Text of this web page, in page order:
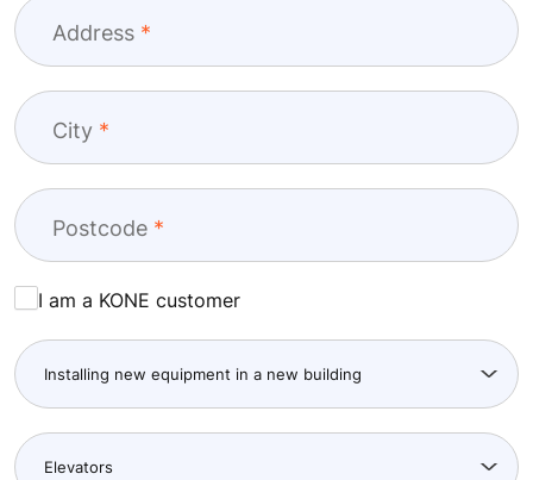
Address
City
Postcode
I am a KONE customer